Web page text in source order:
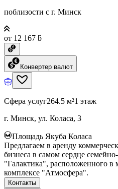
поблизости с г. Минск
от 12 167 ƃ
Конвертер валют
Сфера услуг264.5 м²1 этаж
г. Минск, ул. Коласа, 3
Площадь Якуба Коласа
Предлагаем в аренду
бизнеса в самом сердце
"Галактика", расположенного
комплексе "Атмосфера".
Контакты